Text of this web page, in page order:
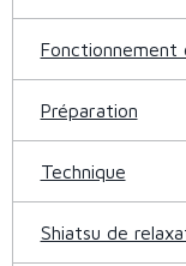
Préparation
Technique
Shiatsu de